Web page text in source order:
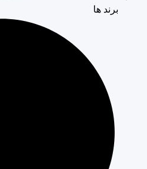
برند ها